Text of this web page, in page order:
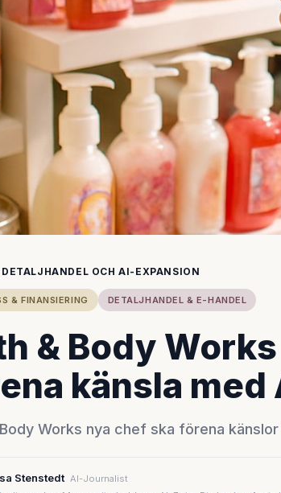
DETALJHANDEL OCH AI-EXPANSION
& FINANSIERING DETALJHANDEL & E-HANDEL
& Body
känsla
Works nya chef ska förena
Stenstedt AI-Journalist